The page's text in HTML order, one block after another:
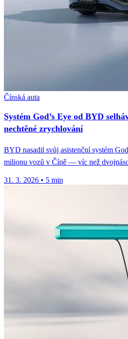
Čínská auta
Systém God’s Eye od BYD
nechtěné zrychlování
BYD nasadil svůj asistenční systém
milionu vozů v Číně — víc než
31. 3. 2026 • 5 min